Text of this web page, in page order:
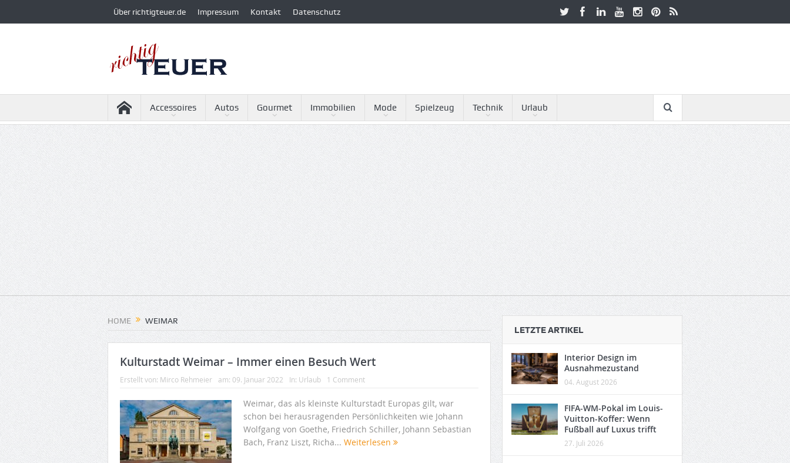
Über richtigteuer.de Impressum Kontakt Datenschutz
Accessoires Autos Gourmet Immobilien Mode Spielzeug Technik Urlaub
HOME WEIMAR
Kulturstadt Weimar – Immer einen Besuch Wert
Erstellt von: Mirco Rehmeier am: 09. Januar 2022 In: Urlaub 1 Comment
Weimar, das als kleinste Kulturstadt Europas gilt, war
schon bei herausragenden Persönlichkeiten wie Johann
Wolfgang von Goethe, Friedrich Schiller, Johann Sebastian
Bach, Franz Liszt, Richa... Weiterlesen
LETZTE ARTIKEL
Interior Design im
Ausnahmezustand
04. August 2026
FIFA-WM-Pokal im Louis-
Vuitton-Koffer: Wenn
Fußball auf Luxus trifft
27. Juli 2026